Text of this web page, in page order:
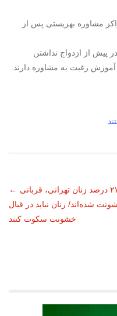
مشاوره بهزیستی پس از
از ازدواج نداشتن
رغبت به مشاوره دارند.
← ۲۷ درصد زنان تهرانی، قربانی
شده‌اند/ زنان نباید در قبال
خشونت سکوت کنند